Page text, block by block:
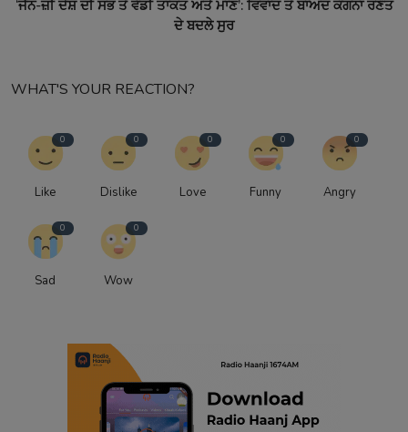
‘ਜੈੱਨ-ਜ਼ੀ ਦੇਸ਼ ਦੀ ਸਭ ਤੋਂ ਵੱਡੀ ਤਾਕਤ ਅਤੇ ਮਾਣ’: ਵਿਵਾਦ ਤੋਂ ਬਾਅਦ ਕੰਗਨਾ ਰਣੌਤ
ਦੇ ਬਦਲੇ ਸੁਰ
WHAT'S YOUR REACTION?
0
Like
0
Dislike
0
Love
0
Funny
0
Angry
0
Sad
0
Wow